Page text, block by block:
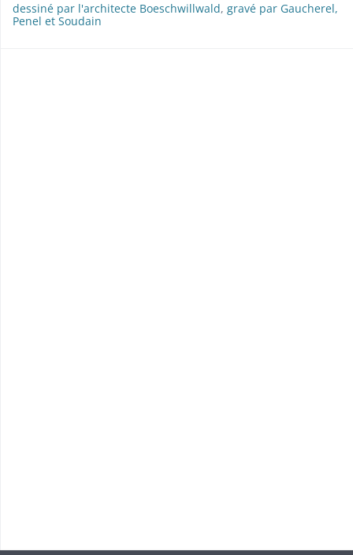
dessiné par l'architecte Boeschwillwald, gravé par Gaucherel,
Penel et Soudain